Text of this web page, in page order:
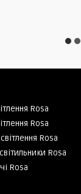
Rosa
Rosa
Rosa
Rosa
Rosa